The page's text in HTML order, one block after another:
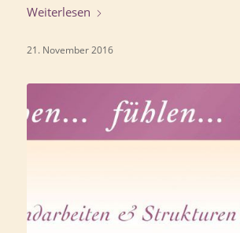
Weiterlesen
21. November 2016